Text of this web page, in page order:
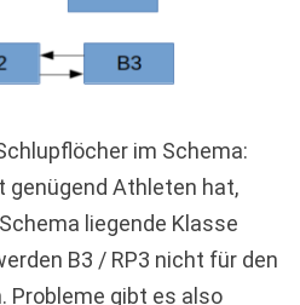
im Schema:
genügend Athleten hat,
liegende Klasse
B3 / RP3 nicht für den
Probleme gibt es also